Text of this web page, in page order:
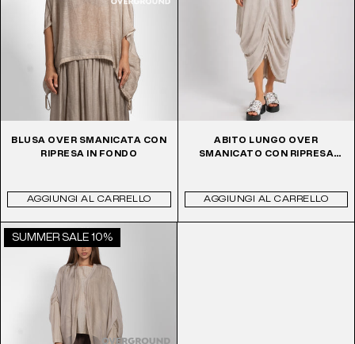
BLUSA OVER SMANICATA CON
RIPRESA IN FONDO
AGGIUNGI AL CARRELLO
ABITO LUNGO OVER
SMANICATO CON RIPRESA
AGGIUNGI AL CARRELLO
SUMMER SALE 10%